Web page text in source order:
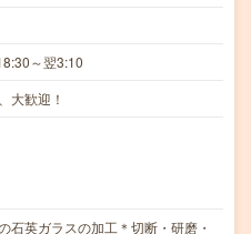
～翌3:10
大歓迎！
石英ガラスの加工＊切断・研磨・